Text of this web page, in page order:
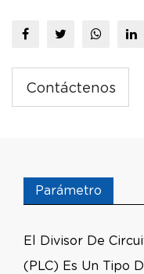
Contáctenos
Parámetro
El Divisor De
(PLC) Es Un Tipo